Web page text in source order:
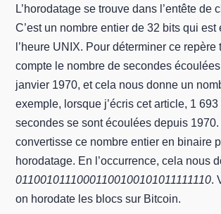
L’horodatage se trouve dans l’entête de
C’est un nombre entier de 32 bits qui est
l’heure UNIX. Pour déterminer ce repère
compte le nombre de secondes écoulées
janvier 1970, et cela nous donne un
exemple, lorsque j’écris cet article, 1
secondes se sont écoulées depuis
convertisse ce nombre entier en binaire
horodatage. En l’occurrence, cela nous
01100101110001100100101011111110.
on horodate les blocs sur Bitcoin.